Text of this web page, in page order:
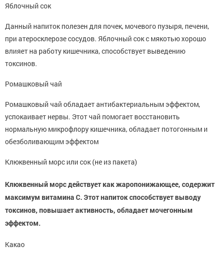
Яблочный сок
Данный напиток полезен для почек, мочевого пузыря, печени,
при атеросклерозе сосудов. Яблочный сок с мякотью хорошо
влияет на работу кишечника, способствует выведению
токсинов.
Ромашковый чай
Ромашковый чай обладает антибактериальным эффектом,
успокаивает нервы. Этот чай помогает восстановить
нормальную микрофлору кишечника, обладает потогонным и
обезболивающим эффектом
Клюквенный морс или сок (не из пакета)
Клюквенный морс действует как жаропонижающее, содержит
максимум витамина С. Этот напиток способствует выводу
токсинов, повышает активность, обладает мочегонным
эффектом.
Какао